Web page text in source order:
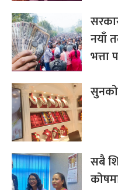
नयाँ
भत्ता
सबै